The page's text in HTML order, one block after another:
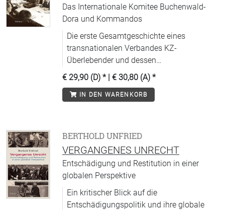
Das Internationale Komitee Buchenwald-
Dora und Kommandos
Die erste Gesamtgeschichte eines
transnationalen Verbandes KZ-
Überlebender und dessen
erinnerungspolitischer Aktivitäten.
€ 29,90 (D) * | € 30,80 (A) *
IN DEN WARENKORB
BERTHOLD UNFRIED
VERGANGENES UNRECHT
Entschädigung und Restitution in einer
globalen Perspektive
Ein kritischer Blick auf die
Entschädigungspolitik und ihre globale